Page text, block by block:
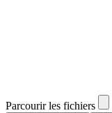
Parcourir les fichiers